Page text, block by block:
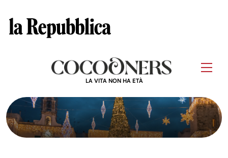
LA VITA NON HA ETÀ